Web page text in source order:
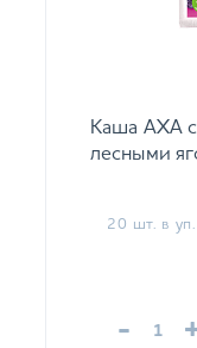
Каша АХА
лесными
20 шт. в уп.
-